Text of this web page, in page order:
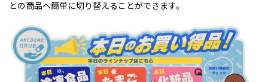
との商品へ簡単に切り替えることができます。